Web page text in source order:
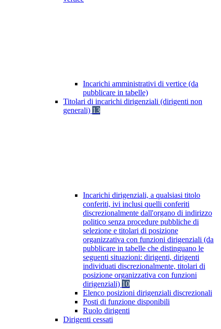
Incarichi amministrativi di vertice (da
pubblicare in tabelle)
Titolari di incarichi dirigenziali (dirigenti non
generali) 13
Incarichi dirigenziali, a qualsiasi titolo
conferiti, ivi inclusi quelli conferiti
discrezionalmente dall'organo di indirizzo
politico senza procedure pubbliche di
selezione e titolari di posizione
organizzativa con funzioni dirigenziali (da
pubblicare in tabelle che distinguano le
seguenti situazioni: dirigenti, dirigenti
individuati discrezionalmente, titolari di
posizione organizzativa con funzioni
dirigenziali) 10
Elenco posizioni dirigenziali discrezionali
Posti di funzione disponibili
Ruolo dirigenti
Dirigenti cessati